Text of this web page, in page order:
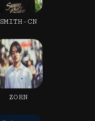
SMITH-CN
ZORN